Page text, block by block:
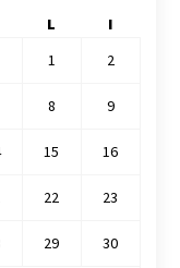
L
I
1
2
8 9
15 16
22 23
29 30